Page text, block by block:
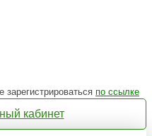
по ссылке
кабинет